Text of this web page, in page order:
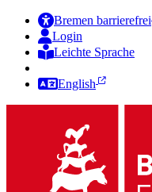
Bremen barrierefrei
Login
Leichte Sprache
English